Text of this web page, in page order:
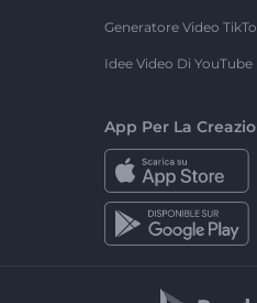
Generatore Video
Idee Video Di YouTube
App Per La